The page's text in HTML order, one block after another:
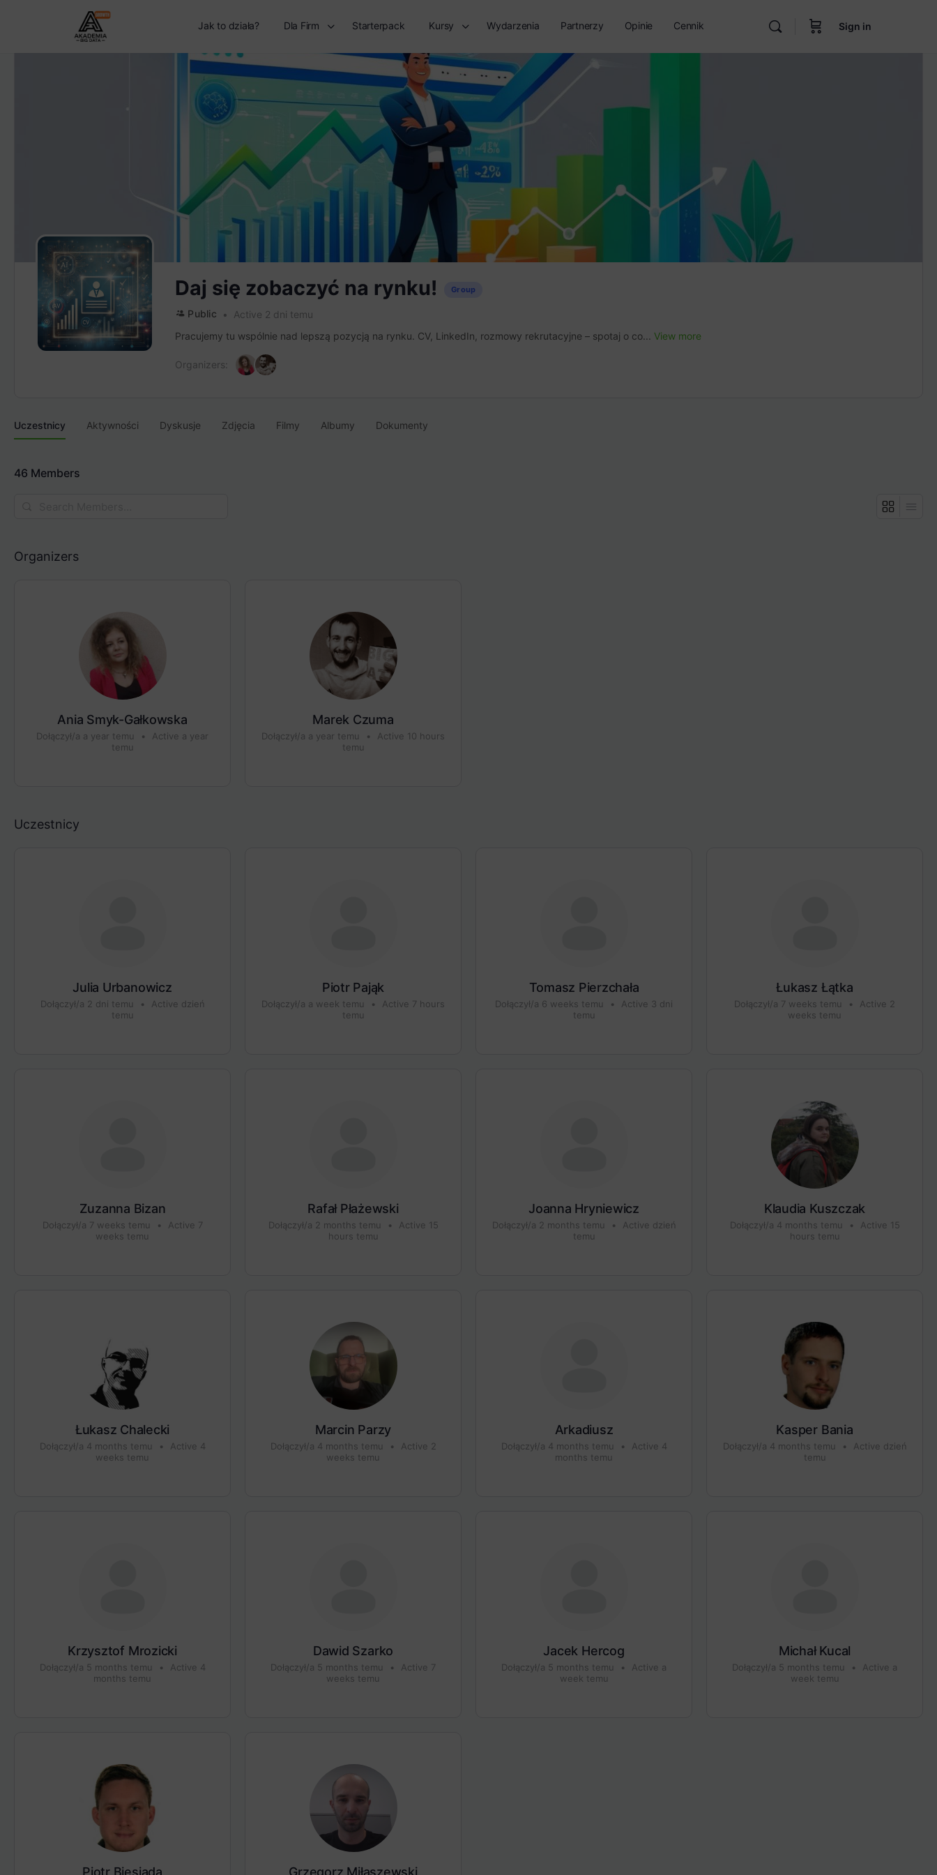
Jak to działa? Dla Firm Starterpack Kursy Wydarzenia Partnerzy Opinie Cennik Sign in
Daj się zobaczyć na rynku! Group
Public
Active 2 dni temu
Pracujemy tu wspólnie nad lepszą pozycją na rynku. CV, LinkedIn, rozmowy rekrutacyjne – spotaj o co... View more
Organizers:
Uczestnicy Aktywności Dyskusje Zdjęcia Filmy Albumy Dokumenty
46 Members
Organizers
Ania Smyk-Gałkowska
Dołączył/a a year temu •
Active a year
temu
Marek Czuma
Dołączył/a a year temu •
Active 10 hours
temu
Uczestnicy
Julia Urbanowicz
Dołączył/a 2 dni temu •
Active dzień
temu
Piotr Pająk
Dołączył/a a week temu •
Active 7 hours
temu
Tomasz Pierzchała
Dołączył/a 6 weeks temu •
Active 3 dni
temu
Łukasz Łątka
Dołączył/a 7 weeks temu •
Active 2
weeks temu
Zuzanna Bizan
Dołączył/a 7 weeks temu •
Active 7
weeks temu
Rafał Płażewski
Dołączył/a 2 months temu •
Active 15
hours temu
Joanna Hryniewicz
Dołączył/a 2 months temu •
Active dzień
temu
Klaudia Kuszczak
Dołączył/a 4 months temu •
Active 15
hours temu
Łukasz Chalecki
Dołączył/a 4 months temu •
Active 4
weeks temu
Marcin Parzy
Dołączył/a 4 months temu •
Active 2
weeks temu
Arkadiusz
Dołączył/a 4 months temu •
Active 4
months temu
Kasper Bania
Dołączył/a 4 months temu •
Active dzień
temu
Krzysztof Mrozicki
Dołączył/a 5 months temu •
Active 4
months temu
Dawid Szarko
Dołączył/a 5 months temu •
Active 7
weeks temu
Jacek Hercog
Dołączył/a 5 months temu •
Active a
week temu
Michał Kucal
Dołączył/a 5 months temu •
Active a
week temu
Piotr Biesiada Grzegorz Miłaszewski